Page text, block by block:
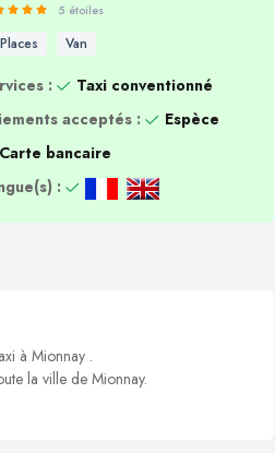
5 étoiles
Van
:
Taxi conventionné
acceptés :
Espèce
Carte bancaire
:
à Mionnay .
la ville de Mionnay.